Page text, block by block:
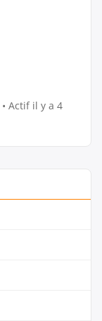
• Actif il y a 4